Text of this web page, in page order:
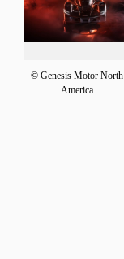
© Genesis Motor North
America